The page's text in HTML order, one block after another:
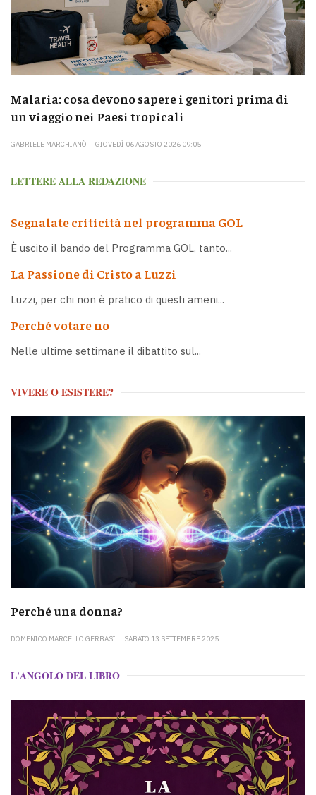
Malaria: cosa devono sapere i genitori prima di
un viaggio nei Paesi tropicali
GABRIELE MARCHIANÒ GIOVEDÌ 06 AGOSTO 2026 09:05
LETTERE ALLA REDAZIONE
Segnalate criticità nel programma GOL
È uscito il bando del Programma GOL, tanto...
La Passione di Cristo a Luzzi
Luzzi, per chi non è pratico di questi ameni...
Perché votare no
Nelle ultime settimane il dibattito sul...
VIVERE O ESISTERE?
Perché una donna?
DOMENICO MARCELLO GERBASI SABATO 13 SETTEMBRE 2025
L'ANGOLO DEL LIBRO